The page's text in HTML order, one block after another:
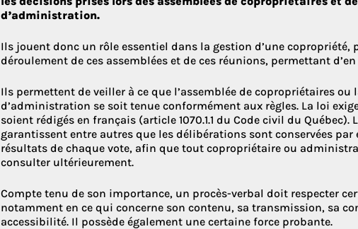
d’administration.
Ils jouent donc un rôle essentiel dans la gestion d’une copropriété,
déroulement de ces assemblées et de ces réunions, permettant
Ils permettent de veiller à ce que l’assemblée de copropriétaires ou
d’administration se soit tenue conformément aux règles. La loi
soient rédigés en français (article 1070.1.1 du Code civil du Québec).
garantissent entre autres que les délibérations sont conservées par
résultats de chaque vote, afin que tout copropriétaire ou
consulter ultérieurement.
Compte tenu de son importance, un procès-verbal doit respecter
notamment en ce qui concerne son contenu, sa transmission, sa
accessibilité. Il possède également une certaine force probante.